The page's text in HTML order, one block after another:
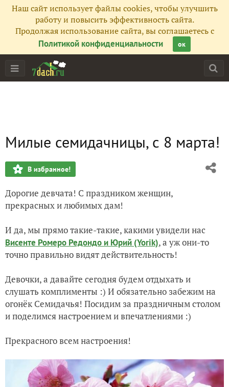
Наш сайт использует файлы cookies, чтобы улучшить
работу и повысить эффективность сайта.
Продолжая использование сайта, вы соглашаетесь с
Политикой конфиденциальности
ок
Милые семидачницы, с 8 марта!
В избранное!
Дорогие девчата! С праздником женщин,
прекрасных и любимых дам!
И да, мы прямо такие-такие, какими увидели нас
Висенте Ромеро Редондо и Юрий (Yorik), а уж они-то
точно правильно видят действительность!
Девочки, а давайте сегодня будем отдыхать и
слушать комплименты :) И обязательно забежим на
огонёк Семидачья! Посидим за праздничным столом
и поделимся настроением и впечатлениями :)
Прекрасного всем настроения!